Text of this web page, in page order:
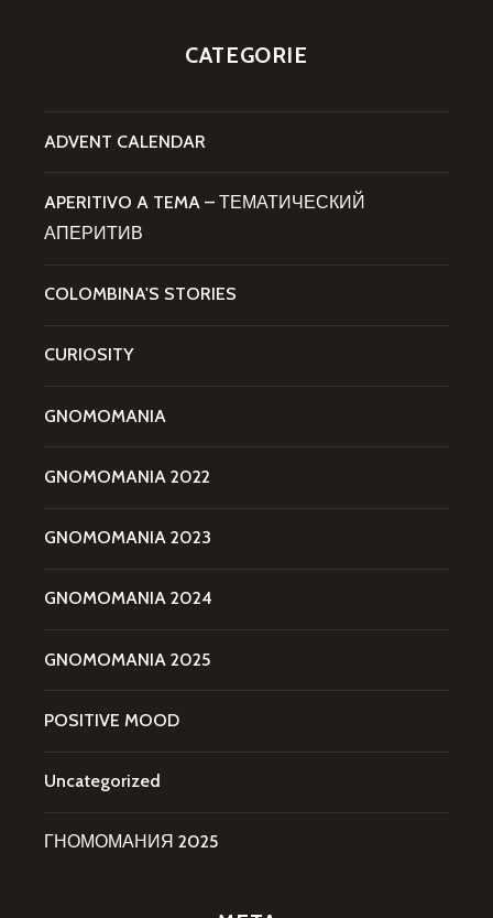
CATEGORIE
ADVENT CALENDAR
APERITIVO A TEMA – ТЕМАТИЧЕСКИЙ
АПЕРИТИВ
COLOMBINA'S STORIES
CURIOSITY
GNOMOMANIA
GNOMOMANIA 2022
GNOMOMANIA 2023
GNOMOMANIA 2024
GNOMOMANIA 2025
POSITIVE MOOD
Uncategorized
ГНОМОМАНИЯ 2025